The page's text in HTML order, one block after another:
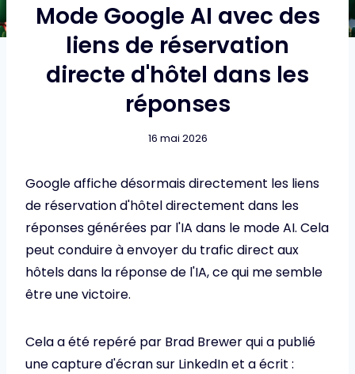
Mode Google AI avec des
liens de réservation
directe d'hôtel dans les
réponses
16 mai 2026
Google affiche désormais directement les liens
de réservation d'hôtel directement dans les
réponses générées par l'IA dans le mode AI. Cela
peut conduire à envoyer du trafic direct aux
hôtels dans la réponse de l'IA, ce qui me semble
être une victoire.
Cela a été repéré par Brad Brewer qui a publié
une capture d'écran sur LinkedIn et a écrit :